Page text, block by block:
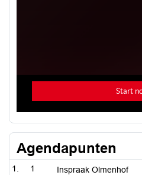
Agendapunten
1 Inspraak Olmenhof